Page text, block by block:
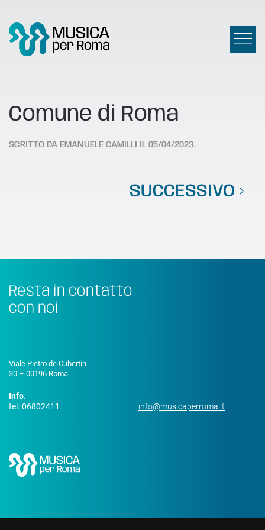
Comune di Roma
SCRITTO DA EMANUELE CAMILLI IL 05/04/2023.
SUCCESSIVO
Resta in contatto
con noi
Viale Pietro de Cubertin
30 – 00196 Roma
Info.
tel. 06802411
info@musicaperroma.it